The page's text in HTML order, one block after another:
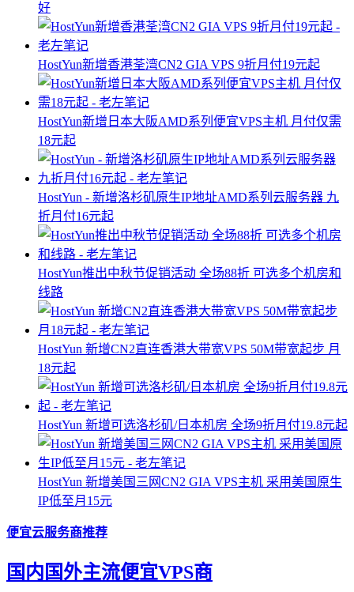
好
HostYun新增香港荃湾CN2 GIA VPS 9折月付19元起
HostYun新增日本大阪AMD系列便宜VPS主机 月付仅需
18元起
HostYun - 新增洛杉矶原生IP地址AMD系列云服务器 九
折月付16元起
HostYun推出中秋节促销活动 全场88折 可选多个机房和
线路
HostYun 新增CN2直连香港大带宽VPS 50M带宽起步 月
18元起
HostYun 新增可选洛杉矶/日本机房 全场9折月付19.8元起
HostYun 新增美国三网CN2 GIA VPS主机 采用美国原生
IP低至月15元
便宜云服务商推荐
国内国外主流便宜VPS商